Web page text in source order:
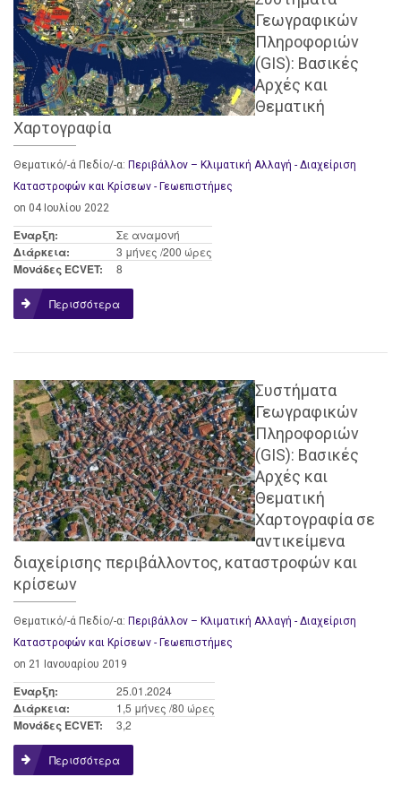
Γεωγραφικών
Πληροφοριών
(GIS): Βασικές
Αρχές και
Θεματική
Χαρτογραφία
Θεματικό/-ά Πεδίο/-α: Περιβάλλον – Κλιματική Αλλαγή - Διαχείριση
Καταστροφών και Κρίσεων - Γεωεπιστήμες
on 04 Ιουλίου 2022
Έναρξη: Σε αναμονή
Διάρκεια: 3 μήνες /200 ώρες
Μονάδες ECVET: 8
Περισσότερα
Συστήματα
Γεωγραφικών
Πληροφοριών
(GIS): Βασικές
Αρχές και
Θεματική
Χαρτογραφία σε
αντικείμενα
διαχείρισης περιβάλλοντος, καταστροφών και
κρίσεων
Θεματικό/-ά Πεδίο/-α: Περιβάλλον – Κλιματική Αλλαγή - Διαχείριση
Καταστροφών και Κρίσεων - Γεωεπιστήμες
on 21 Ιανουαρίου 2019
Έναρξη: 25.01.2024
Διάρκεια: 1,5 μήνες /80 ώρες
Μονάδες ECVET: 3,2
Περισσότερα